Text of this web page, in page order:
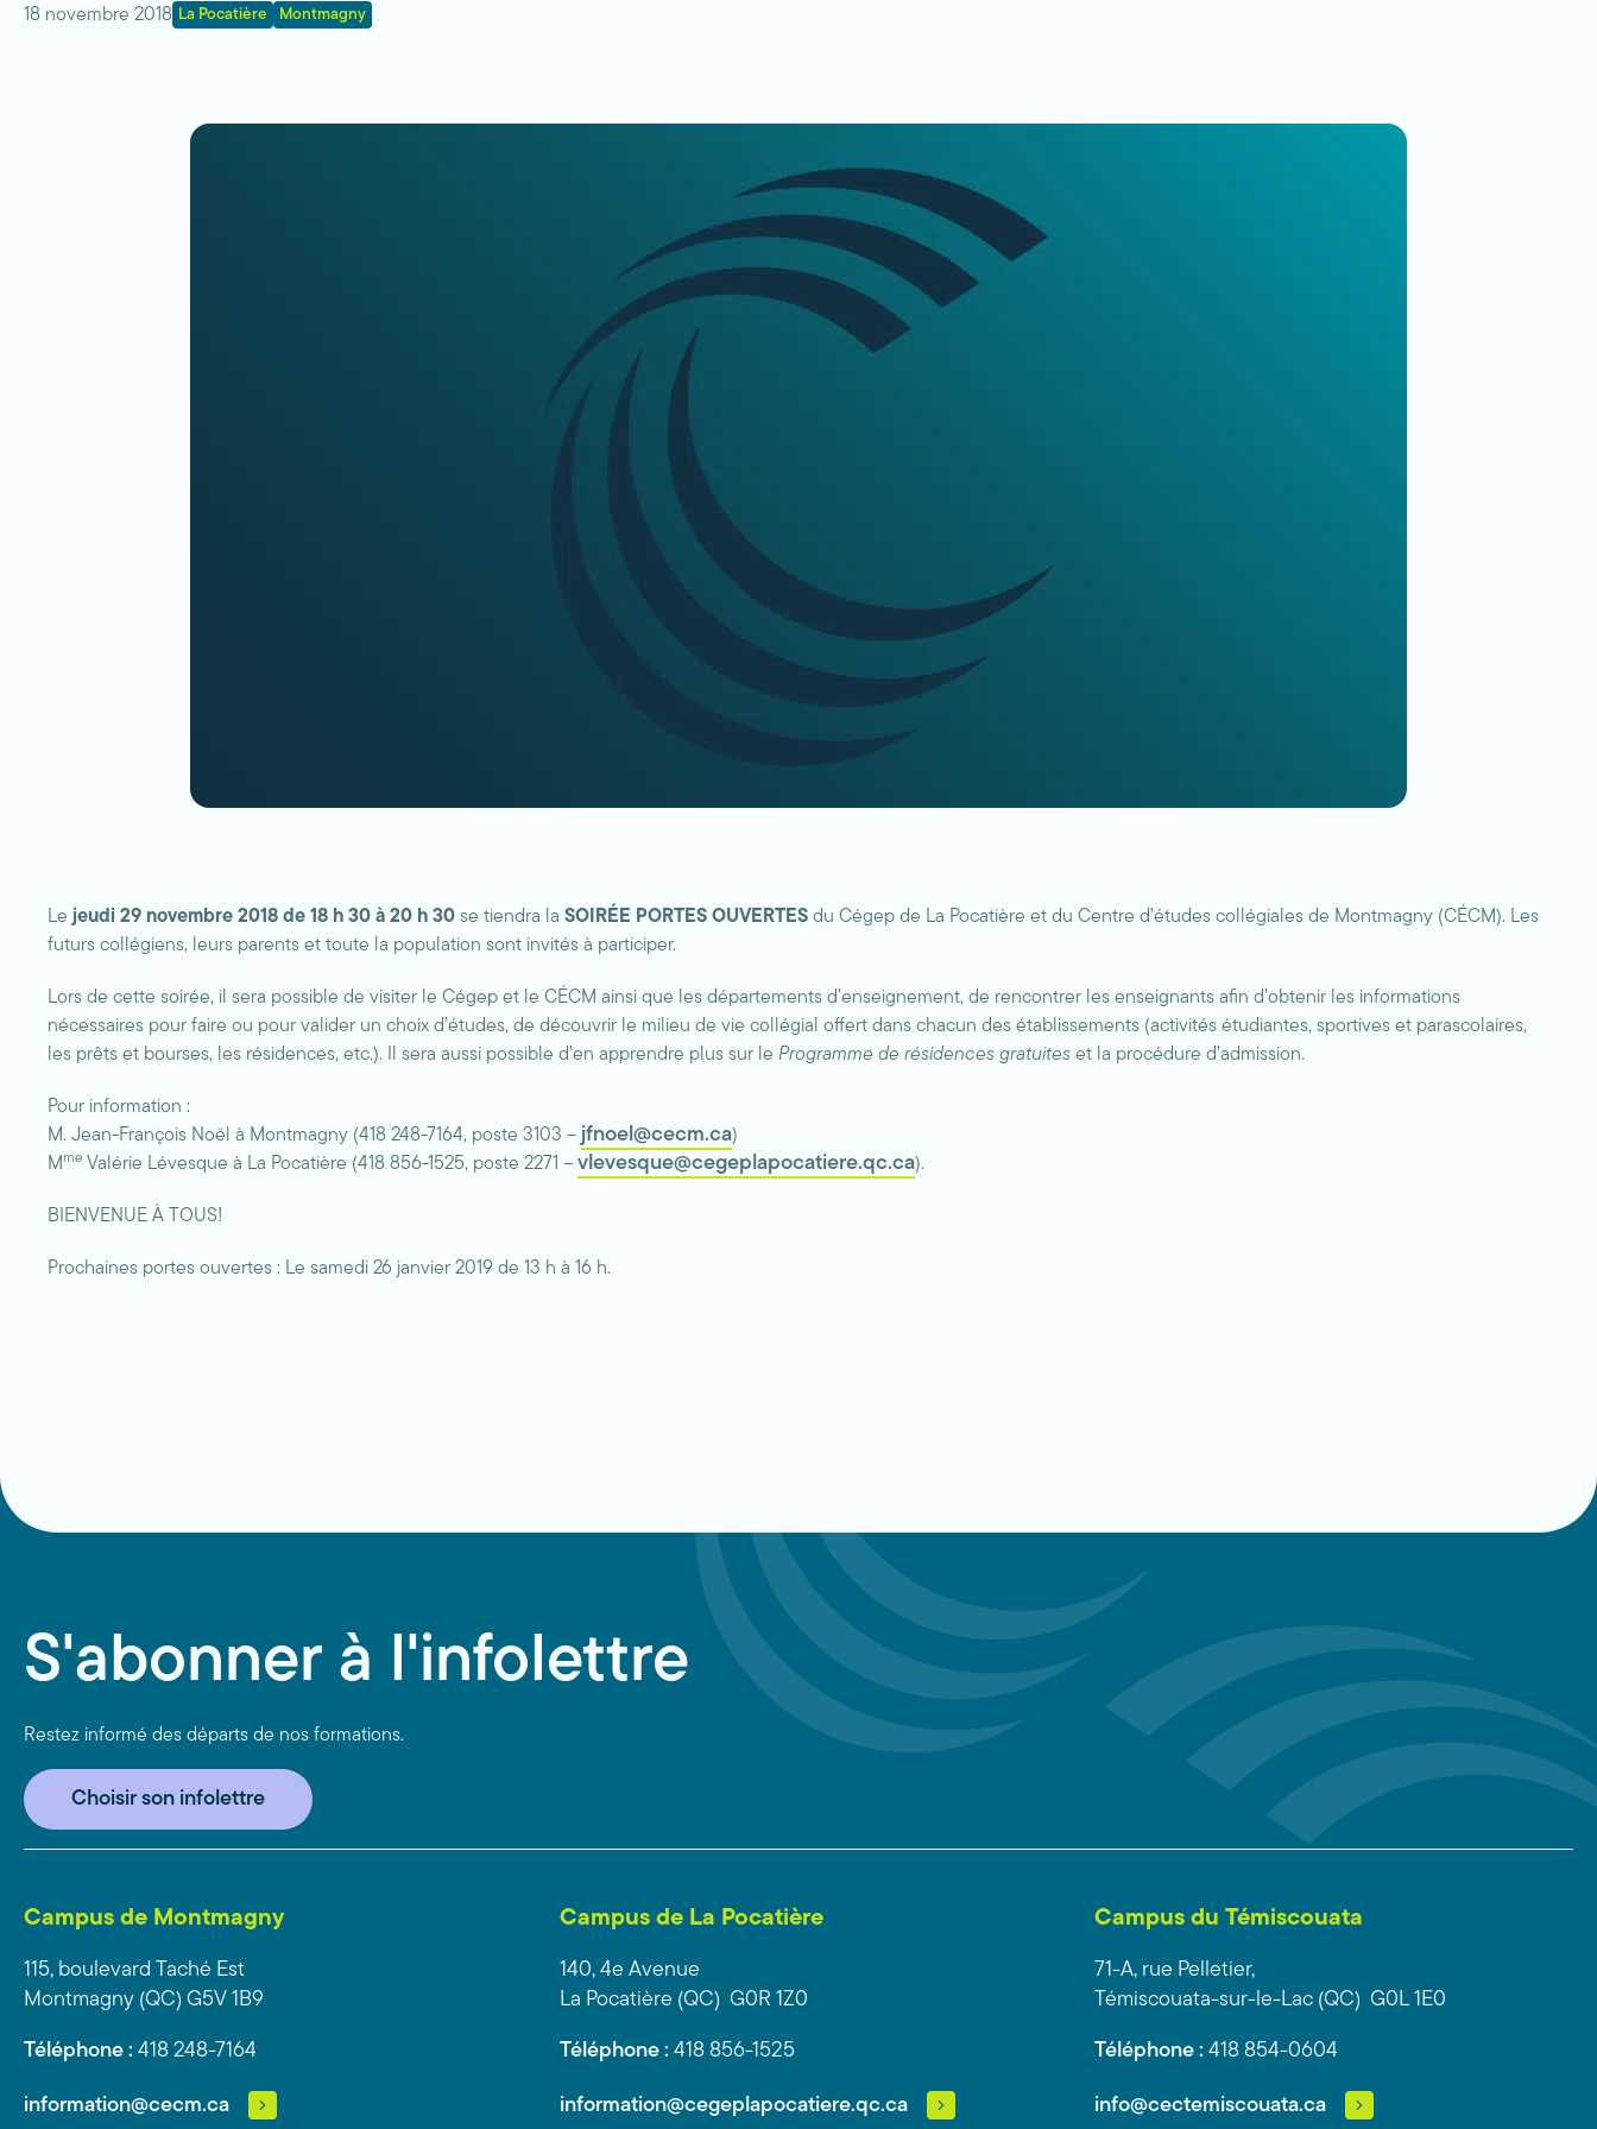
18 novembre 2018 La Pocatière Montmagny
Le jeudi 29 novembre 2018 de 18 h 30 à 20 h 30 se tiendra la SOIRÉE PORTES OUVERTES du Cégep de La Pocatière et du Centre d’études collégiales de Montmagny (CÉCM). Les
futurs collégiens, leurs parents et toute la population sont invités à participer.
Lors de cette soirée, il sera possible de visiter le Cégep et le CÉCM ainsi que les départements d’enseignement, de rencontrer les enseignants afin d’obtenir les informations
nécessaires pour faire ou pour valider un choix d’études, de découvrir le milieu de vie collégial offert dans chacun des établissements (activités étudiantes, sportives et parascolaires,
les prêts et bourses, les résidences, etc.). Il sera aussi possible d’en apprendre plus sur le Programme de résidences gratuites et la procédure d’admission.
Pour information :
M. Jean-François Noël à Montmagny (418 248-7164, poste 3103 – jfnoel@cecm.ca)
Mme Valérie Lévesque à La Pocatière (418 856-1525, poste 2271 – vlevesque@cegeplapocatiere.qc.ca).
BIENVENUE À TOUS!
Prochaines portes ouvertes : Le samedi 26 janvier 2019 de 13 h à 16 h.
S'abonner à l'infolettre
Restez informé des départs de nos formations.
Choisir son infolettre
Campus de Montmagny
115, boulevard Taché Est
Montmagny (QC) G5V 1B9
Téléphone : 418 248-7164
information@cecm.ca
Campus de La Pocatière
140, 4e Avenue
La Pocatière (QC) G0R 1Z0
Téléphone : 418 856-1525
information@cegeplapocatiere.qc.ca
Campus du Témiscouata
71-A, rue Pelletier,
Témiscouata-sur-le-Lac (QC) G0L 1E0
Téléphone : 418 854-0604
info@cectemiscouata.ca